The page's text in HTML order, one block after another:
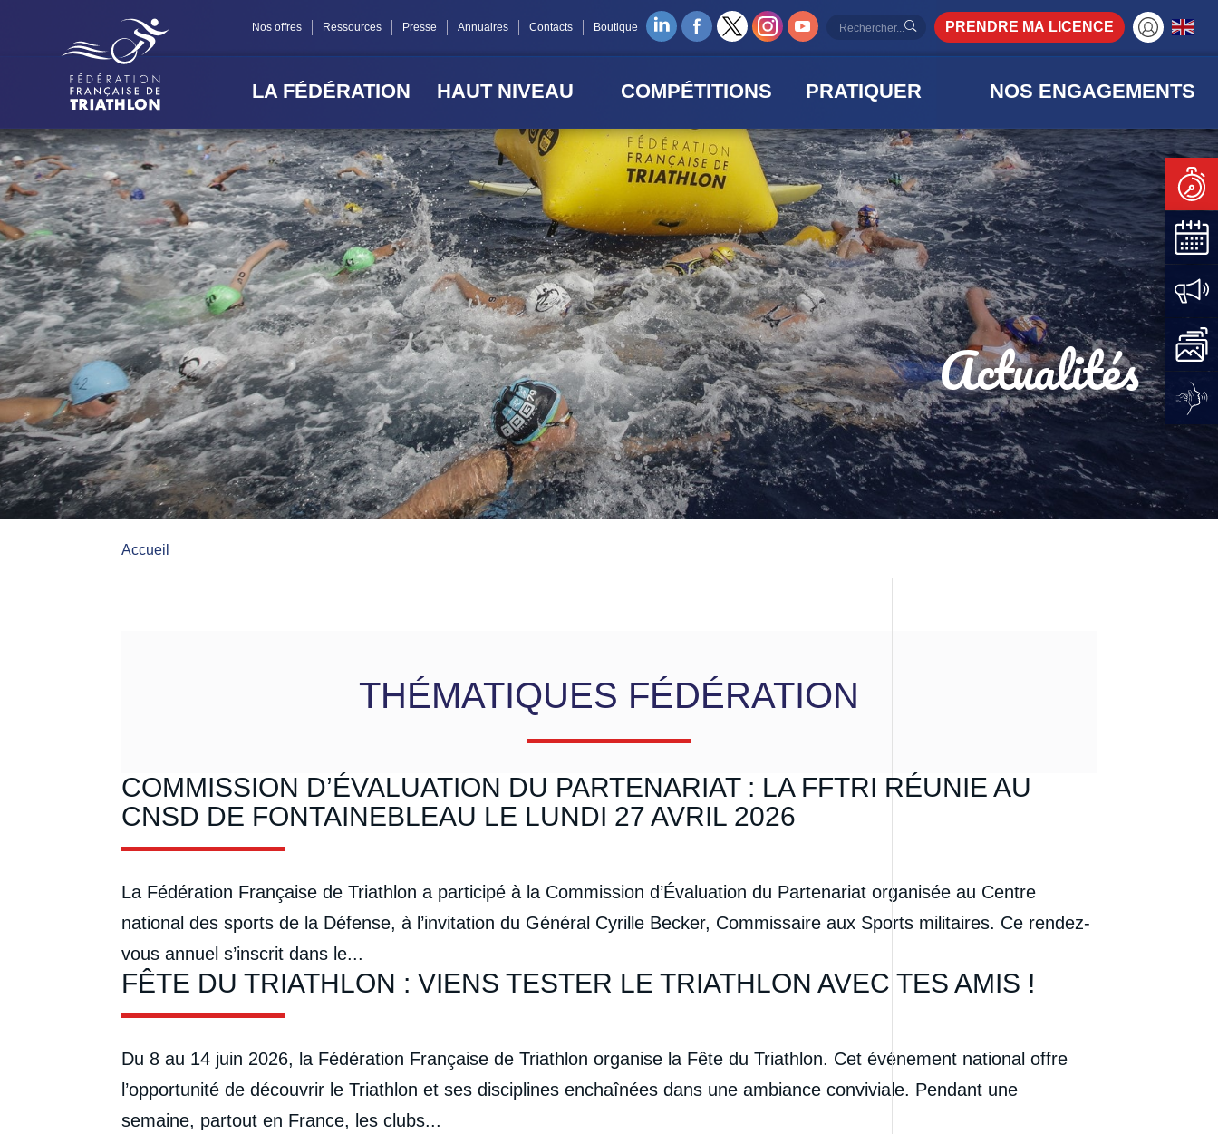
Nos offres Ressources Presse Annuaires Contacts Boutique PRENDRE MA LICENCE
LA FÉDÉRATION HAUT NIVEAU COMPÉTITIONS PRATIQUER NOS ENGAGEMENTS
Actualités
Accueil
THÉMATIQUES FÉDÉRATION
COMMISSION D’ÉVALUATION DU PARTENARIAT : LA FFTRI RÉUNIE AU
CNSD DE FONTAINEBLEAU LE LUNDI 27 AVRIL 2026
La Fédération Française de Triathlon a participé à la Commission d’Évaluation du Partenariat organisée au Centre
national des sports de la Défense, à l’invitation du Général Cyrille Becker, Commissaire aux Sports militaires. Ce rendez-
vous annuel s’inscrit dans le...
FÊTE DU TRIATHLON : VIENS TESTER LE TRIATHLON AVEC TES AMIS !
Du 8 au 14 juin 2026, la Fédération Française de Triathlon organise la Fête du Triathlon. Cet événement national offre
l’opportunité de découvrir le Triathlon et ses disciplines enchaînées dans une ambiance conviviale. Pendant une
semaine, partout en France, les clubs...
Panneau de gestion des cookies